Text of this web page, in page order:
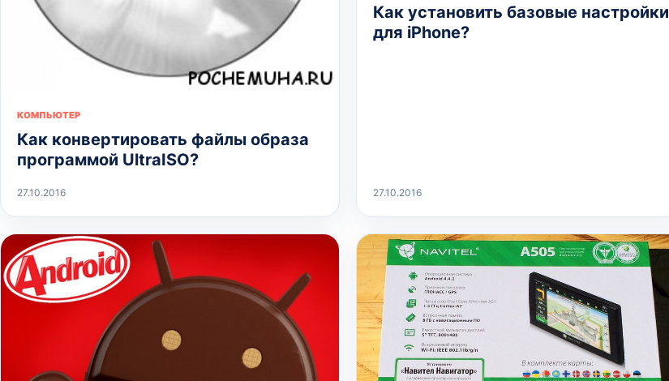
КОМПЬЮТЕР
Как конвертировать файлы образа
программой UltraISO?
27.10.2016
Как установить базовые настройки
для iPhone?
27.10.2016